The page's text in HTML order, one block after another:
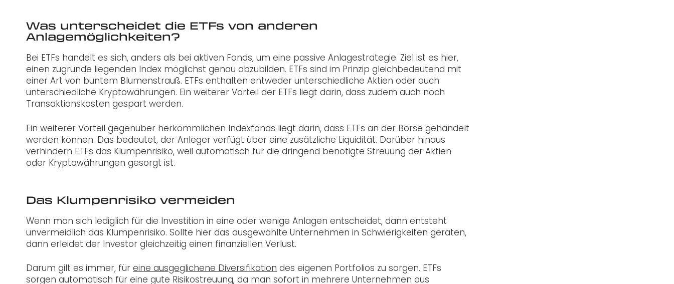
Was unterscheidet die ETFs von anderen
Anlagemöglichkeiten?
Bei ETFs handelt es sich, anders als bei aktiven Fonds, um eine passive Anlagestrategie. Ziel ist es hier,
einen zugrunde liegenden Index möglichst genau abzubilden. ETFs sind im Prinzip gleichbedeutend mit
einer Art von buntem Blumenstrauß. ETFs enthalten entweder unterschiedliche Aktien oder auch
unterschiedliche Kryptowährungen. Ein weiterer Vorteil der ETFs liegt darin, dass zudem auch noch
Transaktionskosten gespart werden.
Ein weiterer Vorteil gegenüber herkömmlichen Indexfonds liegt darin, dass ETFs an der Börse gehandelt
werden können. Das bedeutet, der Anleger verfügt über eine zusätzliche Liquidität. Darüber hinaus
verhindern ETFs das Klumpenrisiko, weil automatisch für die dringend benötigte Streuung der Aktien
oder Kryptowährungen gesorgt ist.
Das Klumpenrisiko vermeiden
Wenn man sich lediglich für die Investition in eine oder wenige Anlagen entscheidet, dann entsteht
unvermeidlich das Klumpenrisiko. Sollte hier das ausgewählte Unternehmen in Schwierigkeiten geraten,
dann erleidet der Investor gleichzeitig einen finanziellen Verlust.
Darum gilt es immer, für eine ausgeglichene Diversifikation des eigenen Portfolios zu sorgen. ETFs
sorgen automatisch für eine gute Risikostreuung, da man sofort in mehrere Unternehmen aus